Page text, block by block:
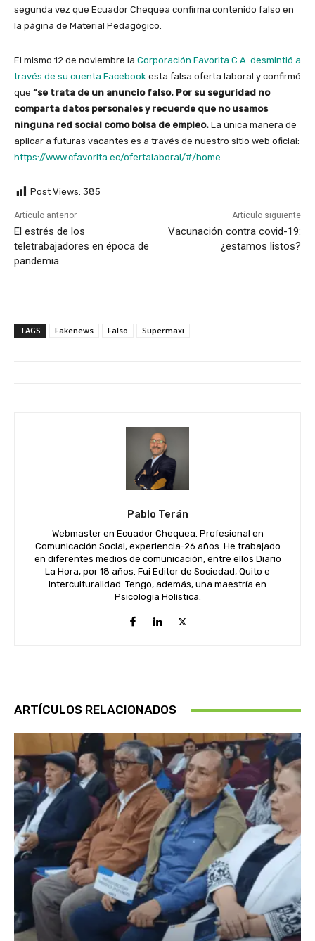
segunda vez que Ecuador Chequea confirma contenido falso en
la página de Material Pedagógico.
El mismo 12 de noviembre la Corporación Favorita C.A. desmintió a
través de su cuenta Facebook esta falsa oferta laboral y confirmó
que “se trata de un anuncio falso. Por su seguridad no
comparta datos personales y recuerde que no usamos
ninguna red social como bolsa de empleo. La única manera de
aplicar a futuras vacantes es a través de nuestro sitio web oficial:
https://www.cfavorita.ec/ofertalaboral/#/home
Post Views: 385
Artículo anterior
El estrés de los
teletrabajadores en época de
pandemia
Artículo siguiente
Vacunación contra covid-19:
¿estamos listos?
TAGS Fakenews Falso Supermaxi
Pablo Terán
Webmaster en Ecuador Chequea. Profesional en
Comunicación Social, experiencia-26 años. He trabajado
en diferentes medios de comunicación, entre ellos Diario
La Hora, por 18 años. Fui Editor de Sociedad, Quito e
Interculturalidad. Tengo, además, una maestría en
Psicología Holística.
ARTÍCULOS RELACIONADOS